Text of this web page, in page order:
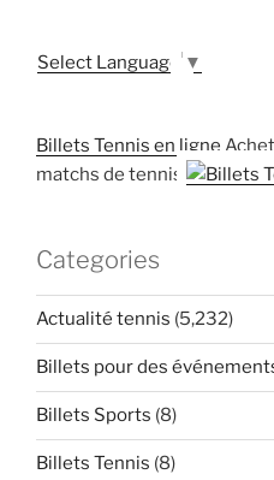
Select Language ▼
Billets Tennis en ligne
matchs de tennis
Categories
Actualité tennis (5,232)
Billets pour des
Billets Sports (8)
Billets Tennis (8)